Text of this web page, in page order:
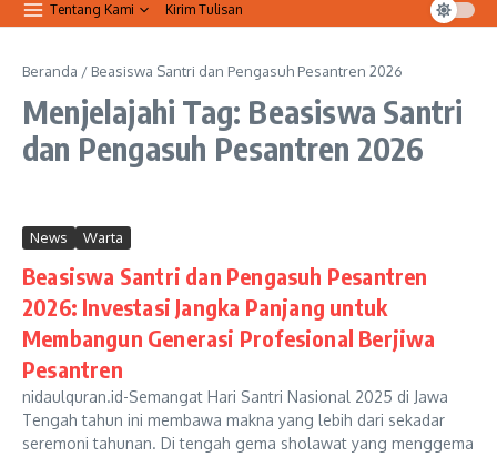
Tentang Kami Kirim Tulisan
Beranda / Beasiswa Santri dan Pengasuh Pesantren 2026
Menjelajahi Tag: Beasiswa Santri
dan Pengasuh Pesantren 2026
News Warta
Beasiswa Santri dan Pengasuh Pesantren
2026: Investasi Jangka Panjang untuk
Membangun Generasi Profesional Berjiwa
Pesantren
nidaulquran.id-Semangat Hari Santri Nasional 2025 di Jawa
Tengah tahun ini membawa makna yang lebih dari sekadar
seremoni tahunan. Di tengah gema sholawat yang menggema